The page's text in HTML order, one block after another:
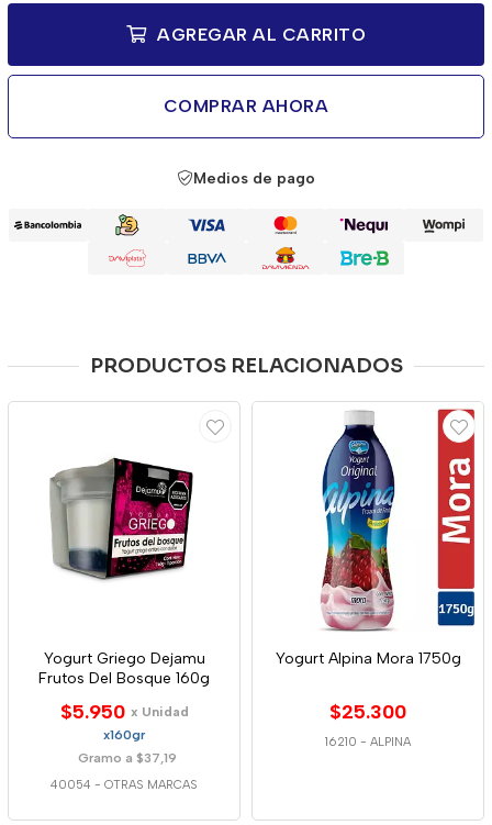
AGREGAR AL CARRITO
COMPRAR AHORA
Medios de pago
PRODUCTOS RELACIONADOS
Yogurt Griego Dejamu
Frutos Del Bosque 160g
$5.950 x Unidad
x160gr
Gramo a $37,19
40054 - OTRAS MARCAS
Yogurt Alpina Mora 1750g
$25.300
16210 - ALPINA